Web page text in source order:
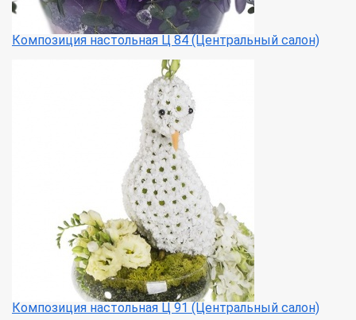
Композиция настольная Ц 84 (Центральный салон)
Композиция настольная Ц 91 (Центральный салон)